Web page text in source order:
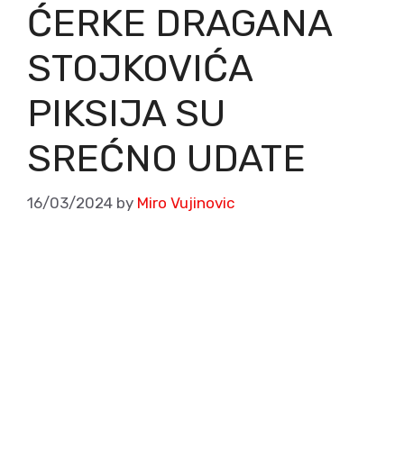
ĆERKE DRAGANA
STOJKOVIĆA
PIKSIJA SU
SREĆNO UDATE
16/03/2024 by Miro Vujinovic